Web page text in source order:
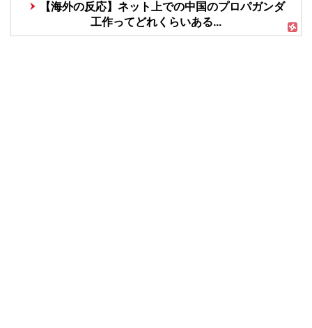
【海外の反応】ネット上での中国のプロパガンダ
工作ってどれくらいある...